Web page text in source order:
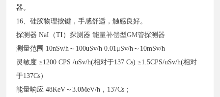
器。
16、硅胶物理按键，手感舒适，触感良好。
探测器 NaI（TI）探测器 能量补偿型GM管探测器
测量范围 10nSv/h～100uSv/h 0.01μSv/h～10mSv/h
灵敏度 ≥1200 CPS /uSv/h(相对于137 Cs) ≥1.5CPS/uSv/h(相对
于137Cs）
能量响应 48KeV～3.0MeV/h，137Cs；